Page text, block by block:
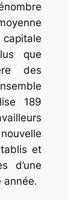
que
des
189
et
d’une
année.